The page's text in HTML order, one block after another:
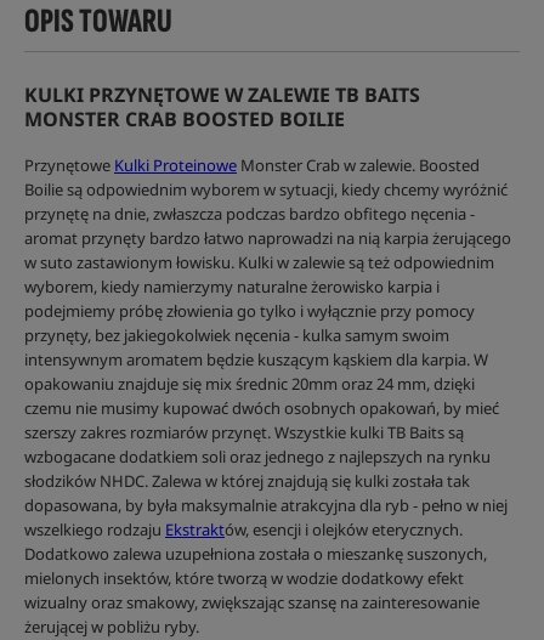
OPIS TOWARU
KULKI PRZYNĘTOWE W ZALEWIE TB BAITS
MONSTER CRAB BOOSTED BOILIE
Przynętowe Kulki Proteinowe Monster Crab w zalewie. Boosted
Boilie są odpowiednim wyborem w sytuacji, kiedy chcemy wyróżnić
przynętę na dnie, zwłaszcza podczas bardzo obfitego nęcenia -
aromat przynęty bardzo łatwo naprowadzi na nią karpia żerującego
w suto zastawionym łowisku. Kulki w zalewie są też odpowiednim
wyborem, kiedy namierzymy naturalne żerowisko karpia i
podejmiemy próbę złowienia go tylko i wyłącznie przy pomocy
przynęty, bez jakiegokolwiek nęcenia - kulka samym swoim
intensywnym aromatem będzie kuszącym kąskiem dla karpia. W
opakowaniu znajduje się mix średnic 20mm oraz 24 mm, dzięki
czemu nie musimy kupować dwóch osobnych opakowań, by mieć
szerszy zakres rozmiarów przynęt. Wszystkie kulki TB Baits są
wzbogacane dodatkiem soli oraz jednego z najlepszych na rynku
słodzików NHDC. Zalewa w której znajdują się kulki została tak
dopasowana, by była maksymalnie atrakcyjna dla ryb - pełno w niej
wszelkiego rodzaju Ekstraktów, esencji i olejków eterycznych.
Dodatkowo zalewa uzupełniona została o mieszankę suszonych,
mielonych insektów, które tworzą w wodzie dodatkowy efekt
wizualny oraz smakowy, zwiększając szansę na zainteresowanie
żerującej w pobliżu ryby.